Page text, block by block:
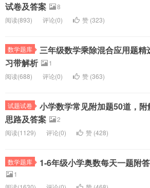
试卷及答案
8
阅读(893) 评论(0) 赞 (323)
数学题库
三年级数学乘除混合应用题精
习带解析
1
阅读(688) 评论(0) 赞 (363)
试题试卷
小学数学常见附加题50道，附
思路及答案
2
阅读(1129) 评论(0) 赞 (428)
数学题库 1-6年级小学奥数每天一题附
1